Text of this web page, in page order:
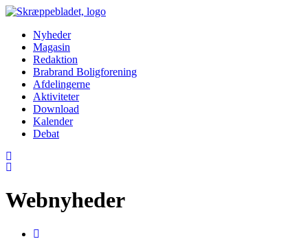
Nyheder
Magasin
Redaktion
Brabrand Boligforening
Afdelingerne
Aktiviteter
Download
Kalender
Debat
Webnyheder